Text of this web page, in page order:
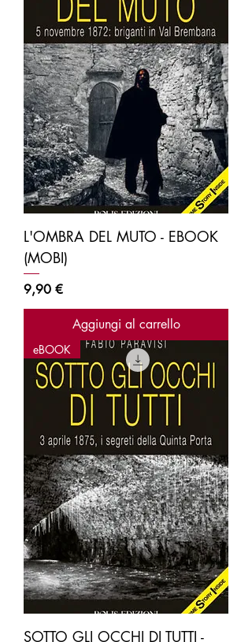
L'OMBRA DEL MUTO - EBOOK
(MOBI)
Prezzo
9,90 €
Aggiungi al carrello
eBOOK
SOTTO GLI OCCHI DI TUTTI -